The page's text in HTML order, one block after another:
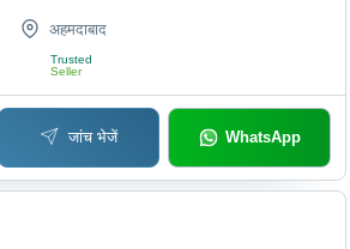
अहमदाबाद
Trusted
Seller
जांच भेजें WhatsApp